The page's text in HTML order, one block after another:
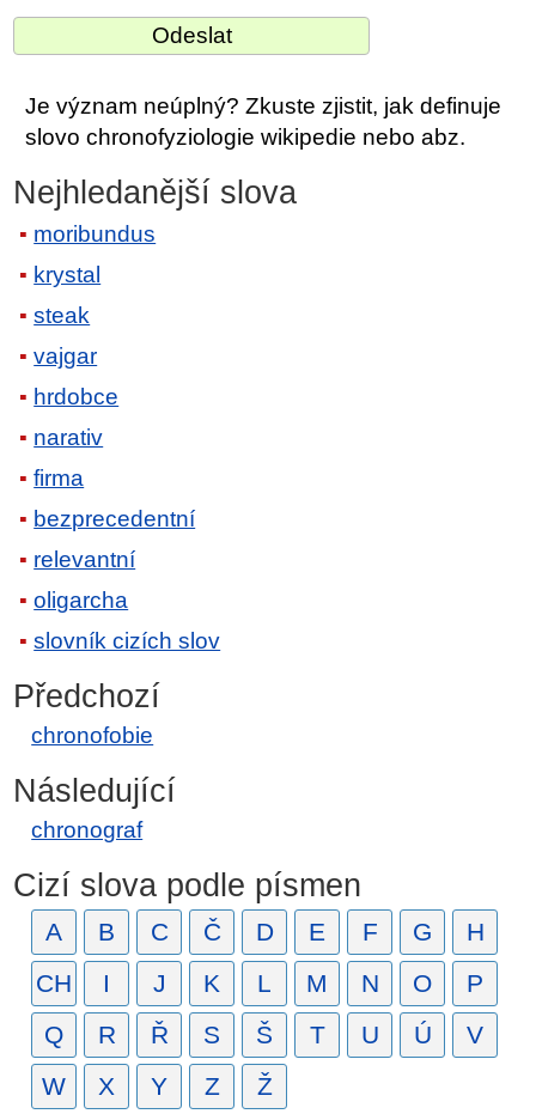
Je význam neúplný? Zkuste zjistit, jak definuje
slovo chronofyziologie wikipedie nebo abz.
Nejhledanější slova
moribundus
krystal
steak
vajgar
hrdobce
narativ
firma
bezprecedentní
relevantní
oligarcha
slovník cizích slov
Předchozí
chronofobie
Následující
chronograf
Cizí slova podle písmen
A B C Č D E F G
H
CH
I J K L M N O
P
Q
R Ř S Š T U Ú
V
W
X Y Z Ž